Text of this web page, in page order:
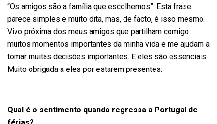
“Os amigos são a família que escolhemos”. Esta frase
parece simples e muito dita, mas, de facto, é isso mesmo.
Vivo próxima dos meus amigos que partilham comigo
muitos momentos importantes da minha vida e me ajudam a
tomar muitas decisões importantes. E eles são essenciais.
Muito obrigada a eles por estarem presentes.
Qual é o sentimento quando regressa a Portugal de